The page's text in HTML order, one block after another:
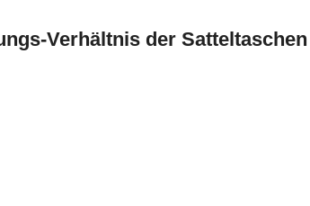
Verhältnis der Satteltaschen